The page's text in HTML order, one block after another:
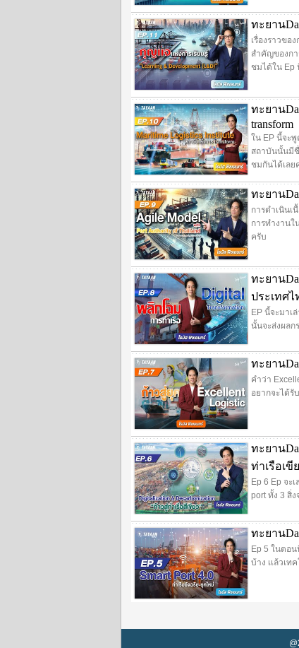
ทะยาน
เรื่องราวขอ
สำคัญของกา
ชมได้ใน Ep
ทะยาน
transform
ใน EP นี้จะพู
สถาบันนั้นมีชื่
ชมกันได้เลย
ทะยาน
การดำเนินเ
การทำงานใ
ครับ
ทะยาน
ประเทศไ
EP นี้จะมาเ
นั้นจะส่งผล
ทะยาน
คำว่า
อยากจะได้รั
ทะยาน
ท่าเรือเขี
Ep 6 Ep จะ
port ทั้ง 3 สิ่
ทะยาน
Ep 5 ในตอ
บ้าง เเล้วเ